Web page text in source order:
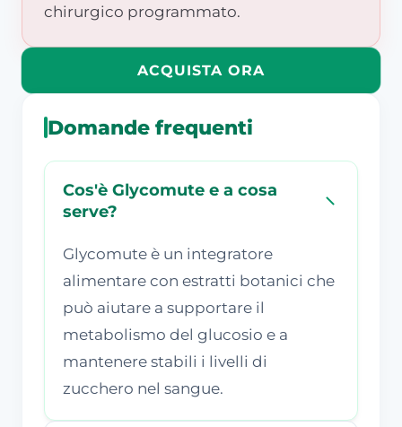
chirurgico programmato.
ACQUISTA ORA
Domande frequenti
Cos'è Glycomute e a cosa
serve?
Glycomute è un integratore
alimentare con estratti botanici che
può aiutare a supportare il
metabolismo del glucosio e a
mantenere stabili i livelli di
zucchero nel sangue.